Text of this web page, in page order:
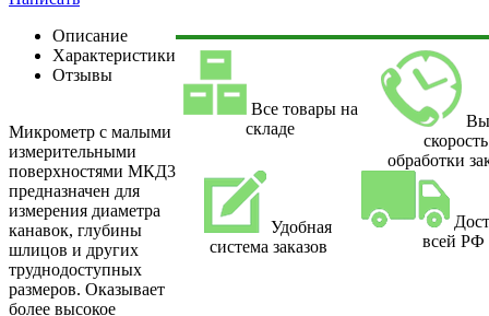
Описание
Характеристики
Отзывы
Микрометр с малыми
измерительными
поверхностями МКД3
предназначен для
измерения диаметра
канавок, глубины
шлицов и других
труднодоступных
размеров. Оказывает
более высокое
Все товары на
складе
скорость
обработки
Удобная
система заказов
всей РФ